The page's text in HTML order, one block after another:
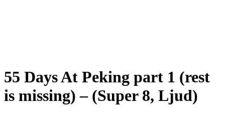
55 Days At Peking part 1 (rest
is missing) – (Super 8, Ljud)